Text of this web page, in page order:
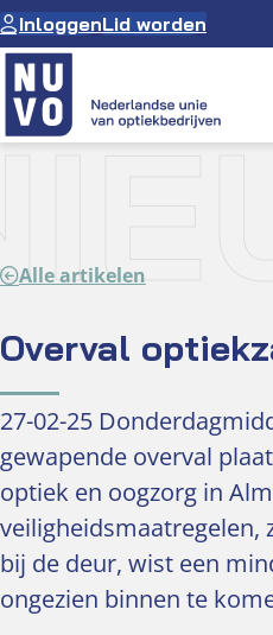
Ga
naar
de
inhoud
InloggenLid worden
Over NUVO
Optiekcentrum
Alle artikelen
Overval
27-02-25
gewapende overval
optiek en oogzorg in
veiligheidsmaatregelen,
bij de deur, wist een
ongezien binnen te